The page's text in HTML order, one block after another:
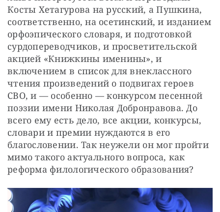
Косты Хетагурова на русский, а Пушкина,
соответственно, на осетинский, и изданием
орфоэпического словаря, и подготовкой
сурдопереводчиков, и просветительской
акцией «Книжкины именины», и
включением в список для внеклассного
чтения произведений о подвигах героев
СВО, и — особенно — конкурсом песенной
поэзии имени Николая Добронравова. До
всего ему есть дело, все акции, конкурсы,
словари и премии нуждаются в его
благословении. Так неужели он мог пройти
мимо такого актуального вопроса, как
реформа филологического образования?